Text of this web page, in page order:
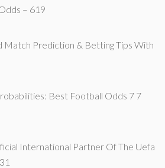
– 619
Match Prediction & Betting Tips With
Best Football Odds 7 7
International Partner Of The Uefa